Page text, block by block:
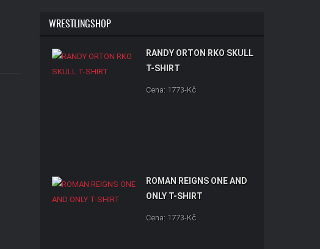
WRESTLINGSHOP
RANDY ORTON RKO SKULL
T-SHIRT
Cena: 1773-Kč
ROMAN REIGNS ONE AND
ONLY T-SHIRT
Cena: 1773-Kč